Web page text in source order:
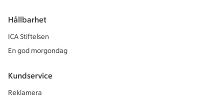
Hållbarhet
ICA Stiftelsen
En god morgondag
Kundservice
Reklamera